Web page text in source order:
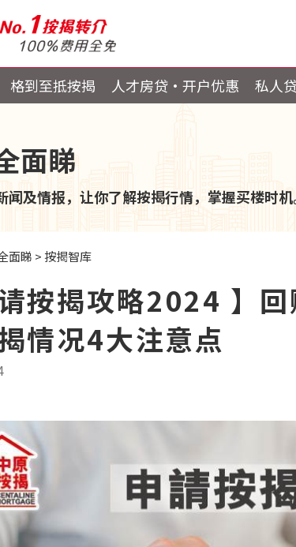
格到至抵按揭 人才房贷・开户优惠 私人
面睇
闻及情报，让你了解按揭行情，掌握买楼时机
面睇 >按揭智库
请按揭攻略2024 】
情况4大注意点